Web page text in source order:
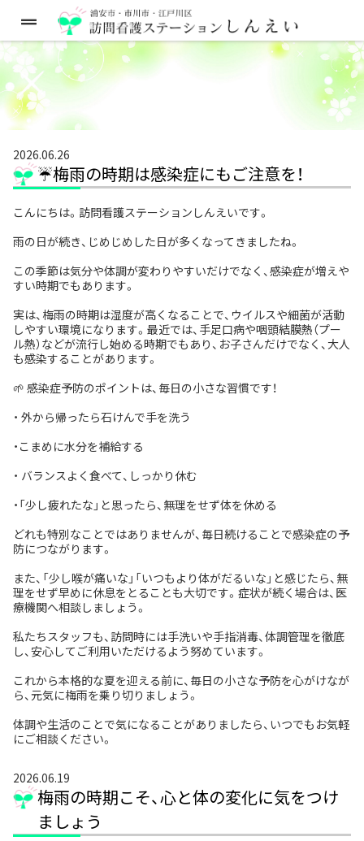
2026.06.26
☔梅雨の時期は感染症にもご注意を！
こんにちは。訪問看護ステーションしんえいです。
雨の日が続き、じめじめした日が多くなってきましたね。
この季節は気分や体調が変わりやすいだけでなく、感染症が増えや
すい時期でもあります。
実は、梅雨の時期は湿度が高くなることで、ウイルスや細菌が活動
しやすい環境になります。最近では、手足口病や咽頭結膜熱（プー
ル熱）などが流行し始める時期でもあり、お子さんだけでなく、大人
も感染することがあります。
🌱 感染症予防のポイントは、毎日の小さな習慣です！
・ 外から帰ったら石けんで手を洗う
・こまめに水分を補給する
・ バランスよく食べて、しっかり休む
・「少し疲れたな」と思ったら、無理をせず体を休める
どれも特別なことではありませんが、毎日続けることで感染症の予
防につながります。
また、「少し喉が痛いな」「いつもより体がだるいな」と感じたら、無
理をせず早めに休息をとることも大切です。症状が続く場合は、医
療機関へ相談しましょう。
私たちスタッフも、訪問時には手洗いや手指消毒、体調管理を徹底
し、安心してご利用いただけるよう努めています。
これから本格的な夏を迎える前に、毎日の小さな予防を心がけなが
ら、元気に梅雨を乗り切りましょう。
体調や生活のことで気になることがありましたら、いつでもお気軽
にご相談ください。
2026.06.19
梅雨の時期こそ、心と体の変化に気をつけ
ましょう